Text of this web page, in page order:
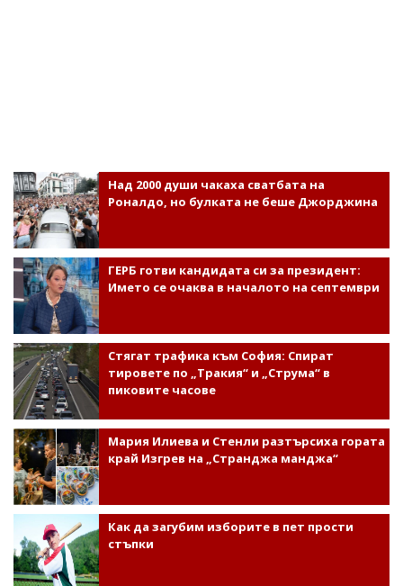
Над 2000 души чакаха сватбата на
Роналдо, но булката не беше Джорджина
ГЕРБ готви кандидата си за президент:
Името се очаква в началото на септември
Стягат трафика към София: Спират
тировете по „Тракия“ и „Струма“ в
пиковите часове
Мария Илиева и Стенли разтърсиха гората
край Изгрев на „Странджа манджа“
Как да загубим изборите в пет прости
стъпки